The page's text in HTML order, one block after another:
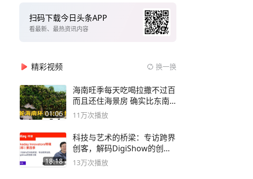
扫码下载今日头条APP
看最新、最热资讯内容
精彩视频 换一换
01:06
海南旺季每天吃喝拉撒不过百
而且还住海景房 确实比东南
亚合适
11万次播放
18:18
科技与艺术的桥梁：专访跨界
创客，解码DigiShow的创新
之路
13万次播放